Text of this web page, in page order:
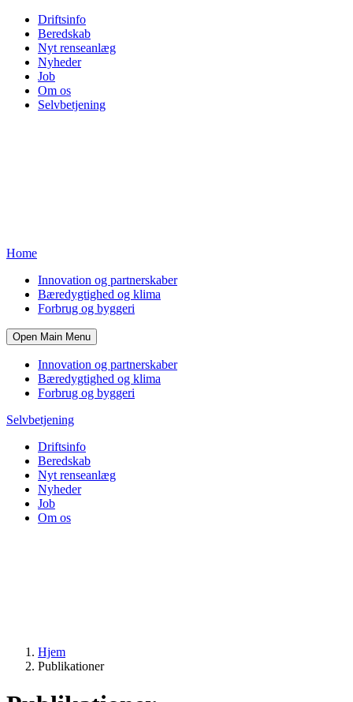
Driftsinfo
Beredskab
Nyt renseanlæg
Nyheder
Job
Om os
Selvbetjening
Home
Innovation og partnerskaber
Bæredygtighed og klima
Forbrug og byggeri
Open Main Menu
Innovation og partnerskaber
Bæredygtighed og klima
Forbrug og byggeri
Selvbetjening
Driftsinfo
Beredskab
Nyt renseanlæg
Nyheder
Job
Om os
Hjem
Publikationer